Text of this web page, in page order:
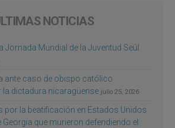
NOTICIAS
Jornada Mundial de la Juventud Seúl
ante caso de obispo católico
dictadura nicaragüense julio 25, 2026
por la beatificación en Estados Unidos
que murieron defendiendo el